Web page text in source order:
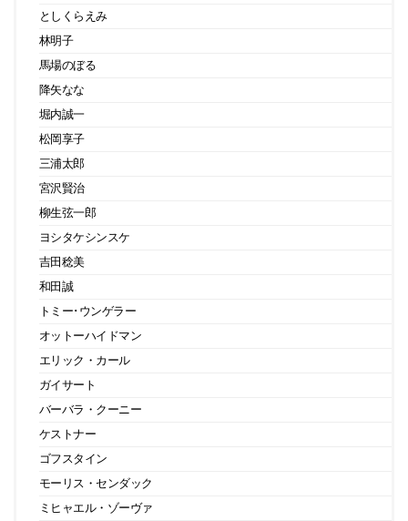
としくらえみ
林明子
馬場のぼる
降矢なな
堀内誠一
松岡享子
三浦太郎
宮沢賢治
柳生弦一郎
ヨシタケシンスケ
吉田稔美
和田誠
トミー･ウンゲラー
オットーハイドマン
エリック・カール
ガイサート
バーバラ・クーニー
ケストナー
ゴフスタイン
モーリス・センダック
ミヒャエル・ゾーヴァ